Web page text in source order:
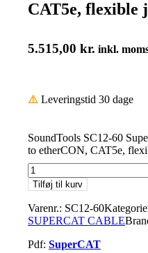
CAT5e, flexible
5.515,00 kr. inkl.
⚠️ Leveringstid 30 dage
SoundTools SC12-60
to etherCON, CAT5e,
Tilføj til kurv
Varenr.: SC12-60
SUPERCAT CABLE
Pdf: SuperCAT